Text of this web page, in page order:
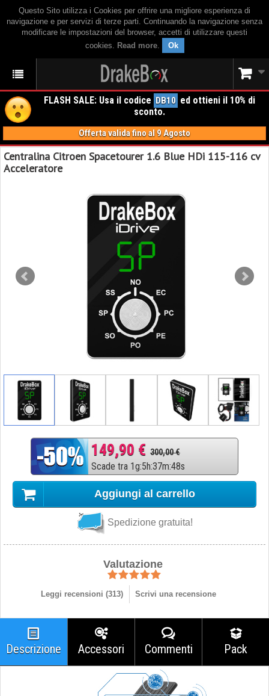
Questo Sito utilizza i Cookies per offrire una migliore esperienza di
navigazione e per servizi di terze parti. Continuando la navigazione senza
modificare le impostazioni del browser, accetti di utilizzare questi
cookies. Read more. Ok
FLASH SALE: Usa il codice DB10 ed ottieni il 10% di
sconto.
Offerta valida fino al 9 Agosto
Centralina Citroen Spacetourer 1.6 Blue HDi 115-116 cv
Acceleratore
149,90 € 300,00 €
Scade tra 1g:5h:37m:47s
Aggiungi al carrello
Spedizione gratuita!
Valutazione
Leggi recensioni (313) Scrivi una recensione
Descrizione Accessori Commenti Pack